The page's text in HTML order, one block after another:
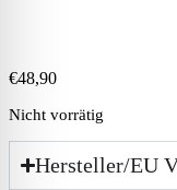
€48,90
Nicht vorrätig
Hersteller/EU